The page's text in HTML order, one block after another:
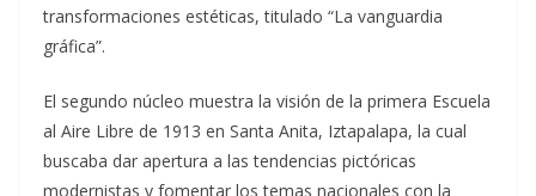
transformaciones estéticas, titulado “La vanguardia
gráfica”.
El segundo núcleo muestra la visión de la primera Escuela
al Aire Libre de 1913 en Santa Anita, Iztapalapa, la cual
buscaba dar apertura a las tendencias pictóricas
modernistas y fomentar los temas nacionales con la